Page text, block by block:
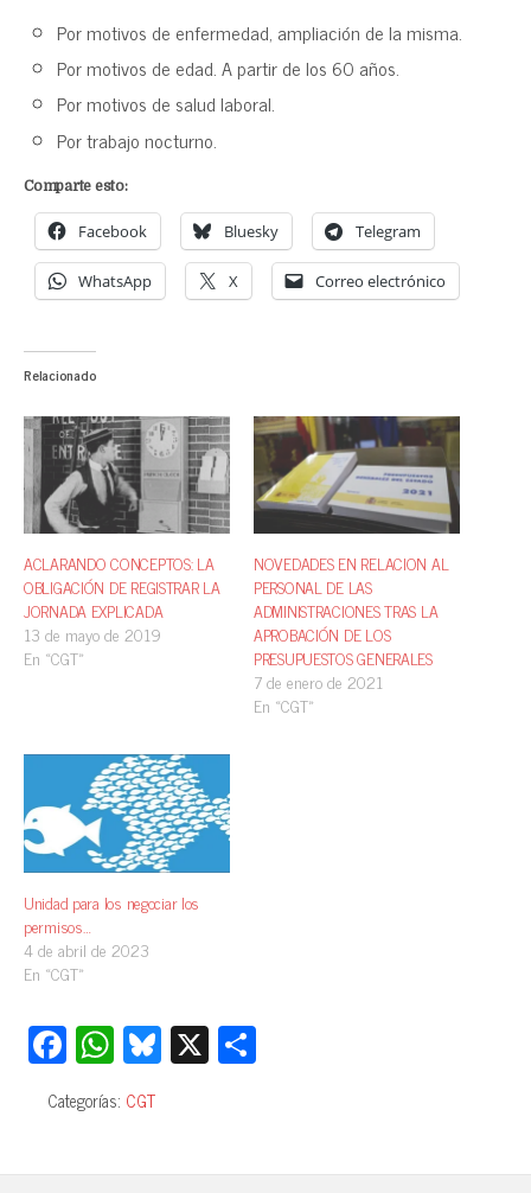
Por motivos de enfermedad, ampliación de la misma.
Por motivos de edad. A partir de los 60 años.
Por motivos de salud laboral.
Por trabajo nocturno.
Comparte esto:
Facebook Bluesky Telegram
WhatsApp X Correo electrónico
Relacionado
ACLARANDO CONCEPTOS: LA
OBLIGACIÓN DE REGISTRAR LA
JORNADA EXPLICADA
13 de mayo de 2019
En «CGT»
NOVEDADES EN RELACION AL
PERSONAL DE LAS
ADMINISTRACIONES TRAS LA
APROBACIÓN DE LOS
PRESUPUESTOS GENERALES
7 de enero de 2021
En «CGT»
Unidad para los negociar los
permisos…
4 de abril de 2023
En «CGT»
Fa
ce
bo
ok
W
ha
ts
A
Bl
ue
y
X
pa
Categorías: CGT